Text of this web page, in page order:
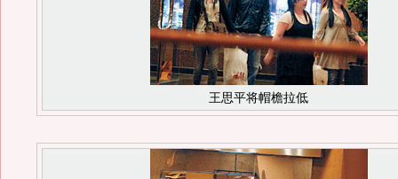
王思平将帽檐拉低